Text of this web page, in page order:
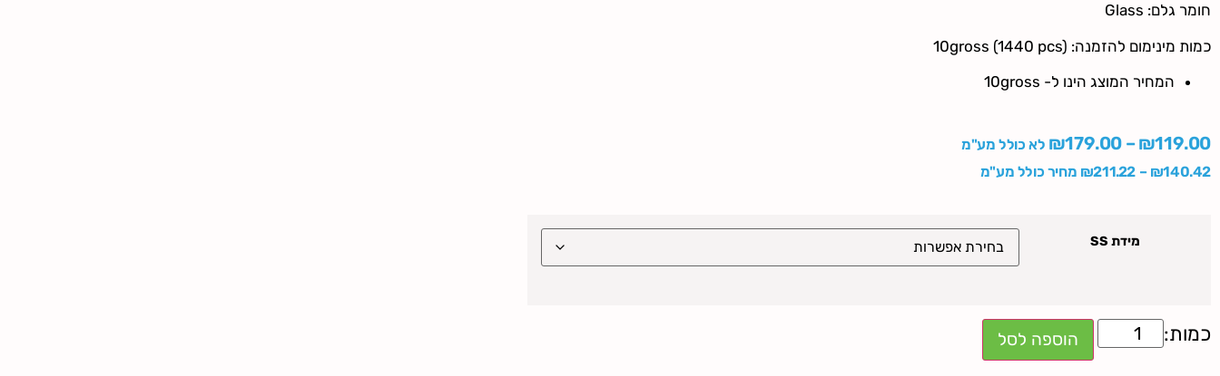
חומר גלם: Glass
כמות מינימום להזמנה: 10gross (1440 pcs)
המחיר המוצג הינו ל- 10gross
₪119.00
–
₪179.00
לא כולל מע"מ
₪140.42
–
₪211.22 מחיר כולל מע"מ
מידת SS
הוספה לסל